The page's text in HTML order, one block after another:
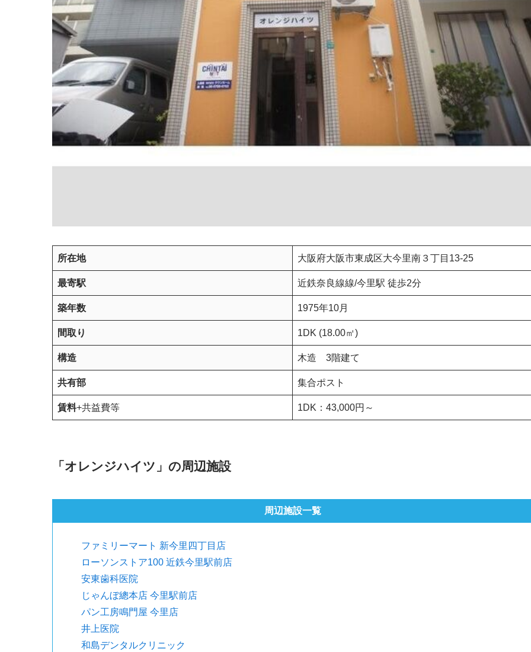
所在地 大阪府大阪市東成区大今里南３丁目13-25
最寄駅 近鉄奈良線線/今里駅 徒歩2分
築年数 1975年10月
間取り 1DK (18.00㎡)
構造 木造 3階建て
共有部 集合ポスト
賃料+共益費等 1DK：43,000円～
「オレンジハイツ」の周辺施設
周辺施設一覧
ファミリーマート 新今里四丁目店
ローソンストア100 近鉄今里駅前店
安東歯科医院
じゃんぼ總本店 今里駅前店
パン工房鳴門屋 今里店
井上医院
和島デンタルクリニック